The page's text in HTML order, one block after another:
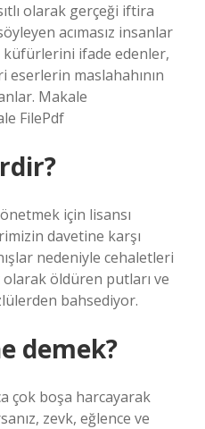
olarak gerçeği iftira
acımasız insanlar
küfürlerini ifade edenler,
maslahahının
Makale
FilePdf
için lisansı
davetine karşı
nedeniyle cehaletleri
olarak öldüren putları ve
bahsediyor.
demek?
çok boşa harcayarak
zevk, eğlence ve